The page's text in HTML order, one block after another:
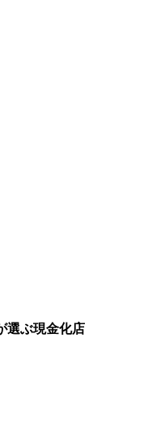
選ぶ現金化店